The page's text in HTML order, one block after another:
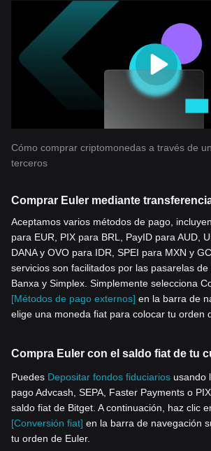
Cómo comprar criptomonedas a través de
terceros
Comprar Euler mediante
Aceptamos varios métodos de pago,
para EUR, PIX para BRL, PayID para AUD,
DANA y OVO para IDR, SPEI para MXN y
servicios son facilitados por las pasarelas de
Banxa y Simplex. Simplemente selecciona
[Métodos de pago externos] en la barra de
elige una moneda fiat para colocar tu orden
Compra Euler con el saldo fiat de tu
Puedes Depositar fondos fiduciarios usando
pago Advcash, SEPA, Faster Payments o
saldo fiat de Bitget. A continuación, haz clic
[Conversión fiat] en la barra de navegación
tu orden de Euler.